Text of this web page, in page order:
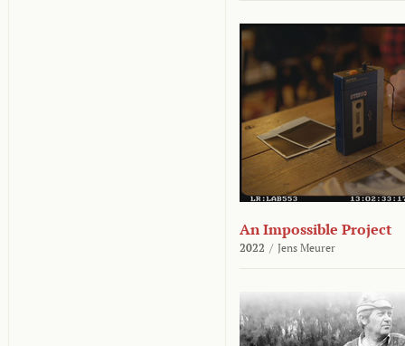
An Impossible Project
2022 / Jens Meurer